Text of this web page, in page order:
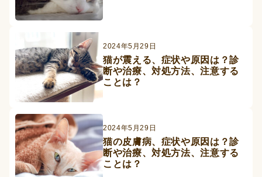
2024年5月29日
猫が震える、症状や原因は？診
断や治療、対処方法、注意する
ことは？
2024年5月29日
猫の皮膚病、症状や原因は？診
断や治療、対処方法、注意する
ことは？